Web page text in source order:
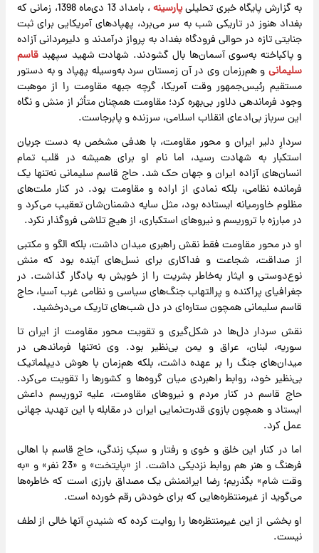
به گزارش پایگاه خبری تحلیلیپارسینه
، بامداد 13 دی‌ماه 1398، زمانی که
بغداد هنوز در تاریکی شب به سر می‌برد، پهپادهای آمریکایی‌ برای ثبت
جنایتی تازه در حوالی فرودگاه بغداد به پرواز درآمدند و دلیرمردانی آزاده
و پاکباخته به‌سوی آسمان‌ها بال گشودند. شهادت شهید سپهبدقاسم
سلیمانیو هم‌رزمان وی در آن زمستان سرد به‌وسیله پهپاد و به دستور
مستقیم رئیس‌جمهور وقت آمریکا، گرچه جبهه مقاومت را از موهبت
وجود فرماندهی دلاور بی‌بهره کرد؛ مقاومت همچنان متأثر از منش و نگاه
این سرباز بی‌ادعای انقلاب اسلامی، سرزنده و پابرجاست.
سردارِ دلیر ایران و محور مقاومت، با هدفی مشخص به دست جریان
استکبار به شهادت رسید، اما نام او برای همیشه در قلب‌ تمام
انسان‌های آزاده ایران و جهان حک شد. حاج‌ قاسم سلیمانی نه‌تنها یک
فرمانده نظامی، بلکه نمادی از اراده و مقاومت بود. در کنار ملت‌های
مظلوم خاورمیانه ایستاده بود، مثل سایه دشمنان‌شان تعقیب می‌کرد و
در مبارزه با تروریسم و نیروهای استکباری، از هیچ تلاشی فروگذار نکرد.
او در محور مقاومت فقط نقش راهبری میدان داشت، بلکه الگو و مکتبی
از صداقت، شجاعت و فداکاری برای نسل‌های آینده بود که منش
نوع‌دوستی و ایثار به‌خاطر بشریت را از خویش به یادگار گذاشت. در
جغرافیای پراکنده و پرالتهاب جنگ‌های سیاسی و نظامی غرب آسیا، حاج
‌قاسم سلیمانی همچون ستاره‌ای در دل شب‌های تاریک می‌درخشید.
نقش سردار دل‌ها در شکل‌گیری و تقویت محور مقاومت از ایران تا
سوریه، لبنان، عراق و یمن بی‌نظیر بود. وی نه‌تنها فرماندهی در
میدان‌های جنگ را بر عهده داشت، بلکه هم‌زمان با هوش دیپلماتیک
بی‌نظیر خود، روابط راهبردی میان گروه‌ها و کشورها را تقویت می‌کرد.
حاج ‌قاسم در کنار مردم و نیروهای مقاومت، علیه تروریسم داعش
ایستاد و همچون بازوی قدرت‌نمایی ایران در مقابله با این تهدید جهانی
عمل کرد.
اما در کنار این خلق و خوی و رفتار و سبکِ زندگی، حاج قاسم با اهالی
فرهنگ و هنر هم روابط نزدیکی داشت. از «پایتخت» و «23 نفر» و «به
وقت شام» بگذریم؛ رضا ایرانمنش یک مصداق بارزی است که خاطره‌ها
می‌گوید از غیرمنتظره‌هایی که برای خودش رقم خورده است.
او بخشی از این غیرمنتظره‌ها را روایت کرده که شنیدنِ آنها خالی از لطف
نیست.